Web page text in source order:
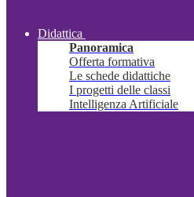
Didattica
Panoramica
Offerta formativa
Le schede didattiche
I progetti delle classi
Intelligenza Artificiale